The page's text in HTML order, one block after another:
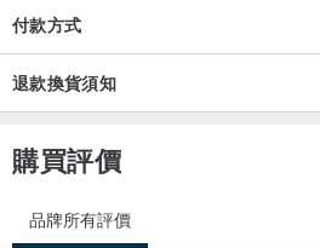
付款方式
退款換貨須知
購買評價
品牌所有評價